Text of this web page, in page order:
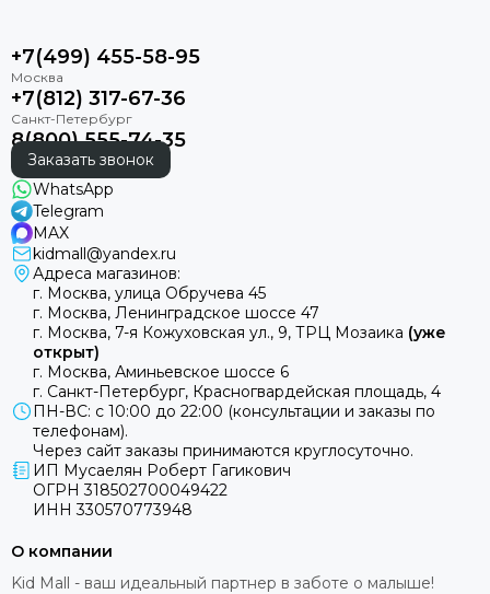
+7(499) 455-58-95
+7(812) 317-67-36
8(800) 555-74-35
Заказать звонок
WhatsApp
Telegram
MAX
kidmall@yandex.ru
Адреса магазинов:
г. Москва, улица Обручева 45
г. Москва, Ленинградское шоссе 47
г. Москва, 7-я Кожуховская ул., 9, ТРЦ Мозаика (уже
открыт)
г. Москва, Аминьевское шоссе 6
г. Санкт-Петербург, Красногвардейская площадь, 4
ПН-ВС: с 10:00 до 22:00 (консультации и заказы по
телефонам).
Через сайт заказы принимаются круглосуточно.
ИП Мусаелян Роберт Гагикович
ОГРН 318502700049422
ИНН 330570773948
О компании
Kid Mall - ваш идеальный партнер в заботе о малыше!